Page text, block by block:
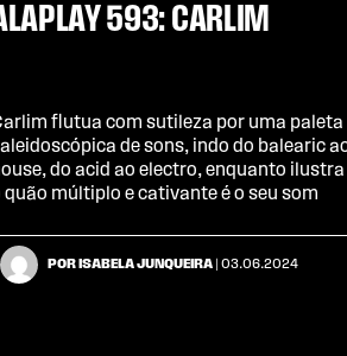
593: CARLIM
flutua com sutileza por uma paleta
de sons, indo do balearic
do acid ao electro, enquanto
quão múltiplo e cativante é o seu som
POR ISABELA JUNQUEIRA | 03.06.2024